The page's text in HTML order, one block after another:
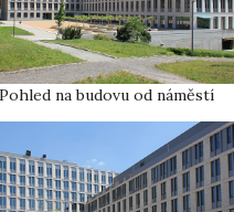
na budovu od náměstí